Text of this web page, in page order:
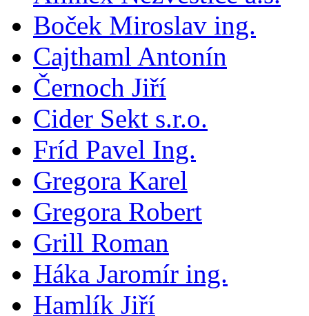
Boček Miroslav ing.
Cajthaml Antonín
Černoch Jiří
Cider Sekt s.r.o.
Fríd Pavel Ing.
Gregora Karel
Gregora Robert
Grill Roman
Háka Jaromír ing.
Hamlík Jiří